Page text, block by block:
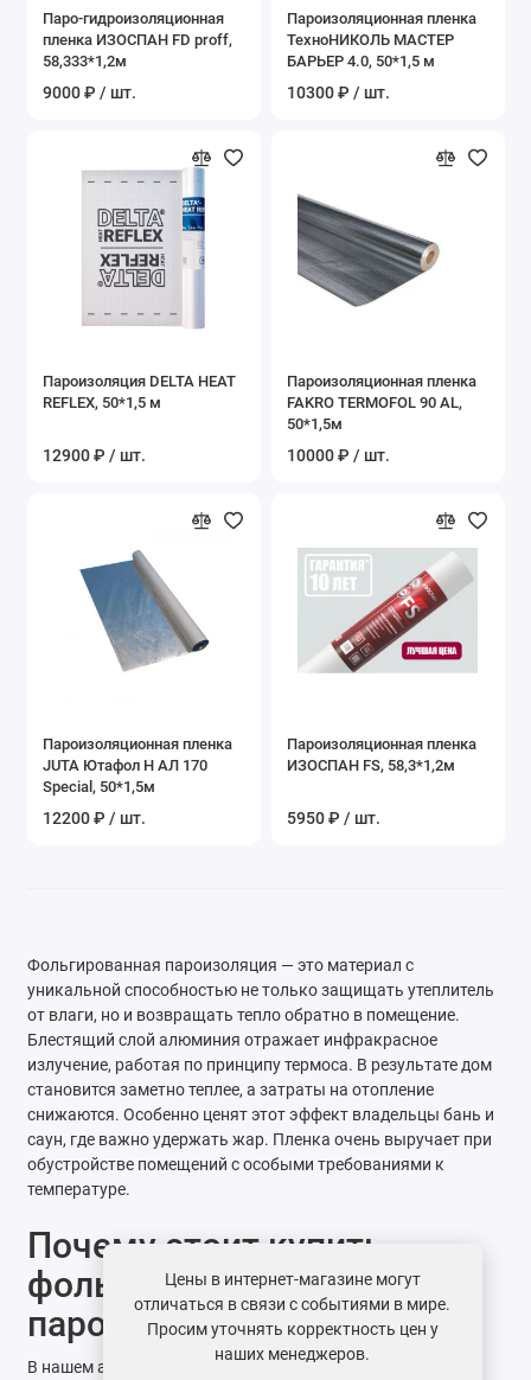
Паро-гидроизоляционная
пленка ИЗОСПАН FD proff,
58,333*1,2м
9000 ₽ / шт.
Пароизоляционная пленка
ТехноНИКОЛЬ МАСТЕР
БАРЬЕР 4.0, 50*1,5 м
10300 ₽ / шт.
Пароизоляция DELTA HEAT
REFLEX, 50*1,5 м
12900 ₽ / шт.
Пароизоляционная пленка
FAKRO TERMOFOL 90 AL,
50*1,5м
10000 ₽ / шт.
Пароизоляционная пленка
JUTA Ютафол Н АЛ 170
Special, 50*1,5м
12200 ₽ / шт.
Пароизоляционная пленка
ИЗОСПАН FS, 58,3*1,2м
5950 ₽ / шт.
Фольгированная пароизоляция — это материал с
уникальной способностью не только защищать утеплитель
от влаги, но и возвращать тепло обратно в помещение.
Блестящий слой алюминия отражает инфракрасное
излучение, работая по принципу термоса. В результате дом
становится заметно теплее, а затраты на отопление
снижаются. Особенно ценят этот эффект владельцы бань и
саун, где важно удержать жар. Пленка очень выручает при
обустройстве помещений с особыми требованиями к
температуре.
Почему стоит купить
фольгированную
пароизоляцию?
В нашем ассортименте представлена фольгированная
Цены в интернет-магазине могут
отличаться в связи с событиями в мире.
Просим уточнять корректность цен у
наших менеджеров.